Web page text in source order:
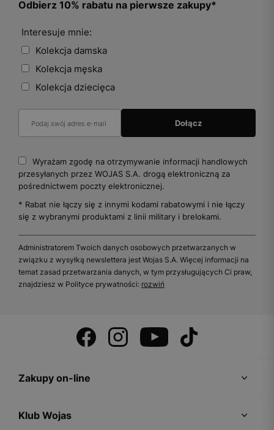
Odbierz 10% rabatu na pierwsze zakupy*
Interesuje mnie:
Kolekcja damska
Kolekcja męska
Kolekcja dziecięca
Wyrażam zgodę na otrzymywanie informacji handlowych
przesyłanych przez WOJAS S.A. drogą elektroniczną za
pośrednictwem poczty elektronicznej.
* Rabat nie łączy się z innymi kodami rabatowymi i nie łączy
się z wybranymi produktami z linii military i brelokami.
Administratorem Twoich danych osobowych przetwarzanych w
związku z wysyłką newslettera jest Wojas S.A. Więcej informacji na
temat zasad przetwarzania danych, w tym przysługujących Ci praw,
znajdziesz w Polityce prywatności: rozwiń
Zakupy on-line
Klub Wojas